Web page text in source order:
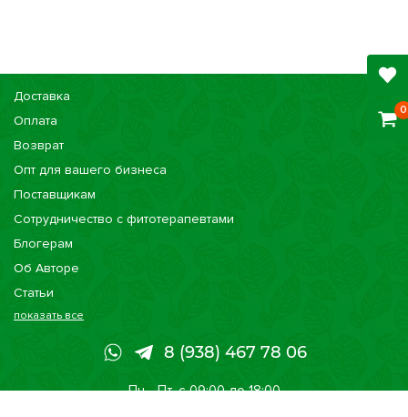
0
Доставка
Оплата
Возврат
Опт для вашего бизнеса
Поставщикам
Сотрудничество с фитотерапевтами
Блогерам
Об Авторе
Статьи
Консультации
Наши магазины
показать все
8 (938) 467 78 06
Пн - Пт, с 09:00 до 18:00